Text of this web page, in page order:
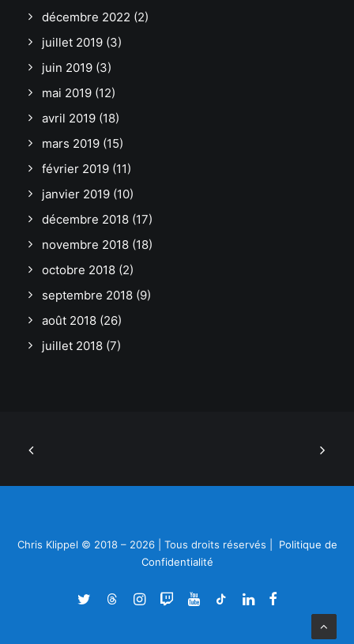
décembre 2022 (2)
juillet 2019 (3)
juin 2019 (3)
mai 2019 (12)
avril 2019 (18)
mars 2019 (15)
février 2019 (11)
janvier 2019 (10)
décembre 2018 (17)
novembre 2018 (18)
octobre 2018 (2)
septembre 2018 (9)
août 2018 (26)
juillet 2018 (7)
Chris Klippel © 2018 – 2026 | Tous droits réservés | Politique de
Confidentialité